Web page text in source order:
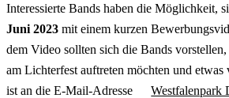
Interessierte Bands haben die Möglichkeit,
Juni 2023 mit einem kurzen
dem Video sollten sich die Bands
am Lichterfest auftreten möchten und
ist an die E-Mail-Adresse
Westfalenpark